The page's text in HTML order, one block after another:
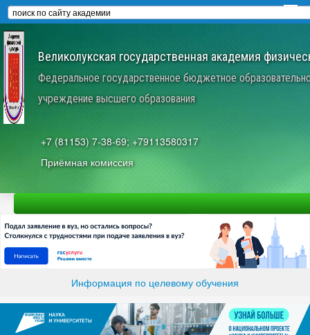
Великолукская государственная академия
Федеральное государственное бюджетное
учреждение высшего образования
+7 (81153) 7-38-69; +79113580317
Приёмная комиссия
Информация по целевому обучения